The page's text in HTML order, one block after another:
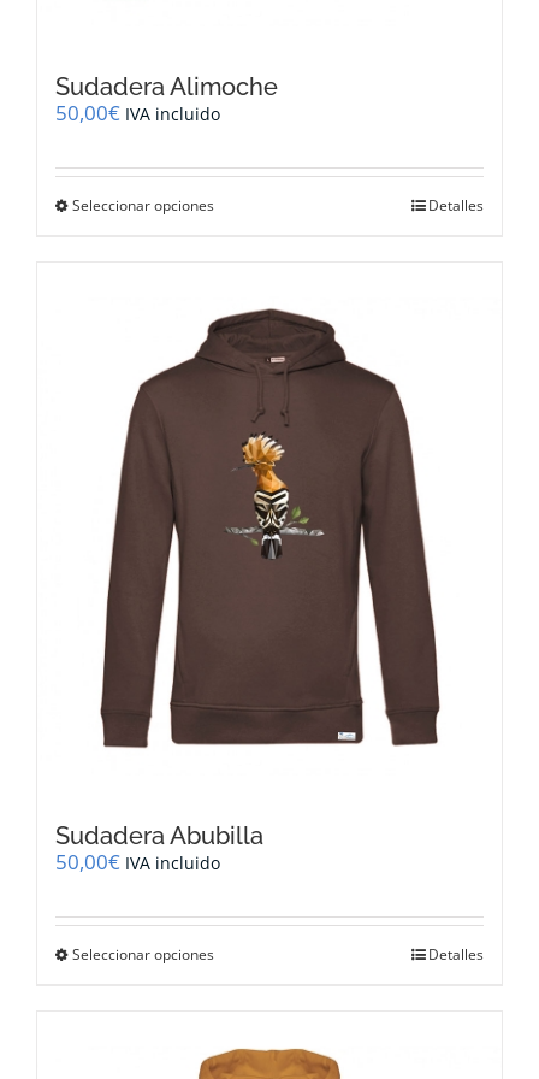
Sudadera Alimoche
50,00€ IVA incluido
Seleccionar opciones
variantes.
Las
opciones
se
elegir
página
producto
Detalles
Sudadera Abubilla
50,00€ IVA incluido
Seleccionar opciones
variantes.
Detalles